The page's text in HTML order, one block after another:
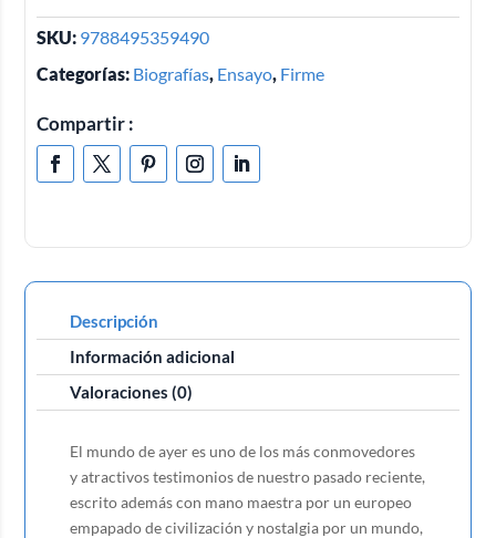
SKU: 9788495359490
Categorías: Biografías, Ensayo, Firme
Compartir :
Descripción
Información adicional
Valoraciones (0)
El mundo de ayer es uno de los más conmovedores
y atractivos testimonios de nuestro pasado reciente,
escrito además con mano maestra por un europeo
empapado de civilización y nostalgia por un mundo,